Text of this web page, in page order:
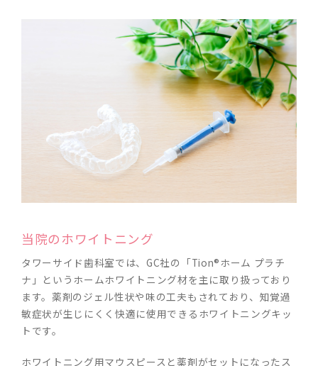
当院のホワイトニング
タワーサイド歯科室では、GC社の「Tion®ホーム プラチ
ナ」というホームホワイトニング材を主に取り扱っており
ます。薬剤のジェル性状や味の工夫もされており、知覚過
敏症状が生じにくく快適に使用できるホワイトニングキッ
トです。
ホワイトニング用マウスピースと薬剤がセットになったス